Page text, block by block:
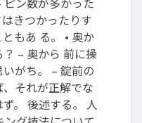
きつかったりす
もあ る。 • 奥か
– 奥から 前に操
がち。 – 錠前の
それが正解でな
。 後述する。 人